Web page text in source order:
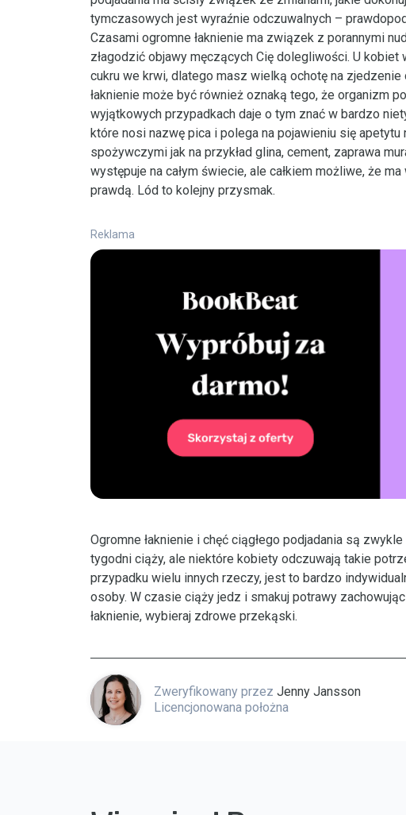
tymczasowych jest wyraźnie odczuwalnych –
Czasami ogromne łaknienie ma związek z porannymi
złagodzić objawy męczących Cię dolegliwości. U
cukru we krwi, dlatego masz wielką ochotę na
łaknienie może być również oznaką tego, że organizm
wyjątkowych przypadkach daje o tym znać w bardzo
które nosi nazwę pica i polega na pojawieniu się
spożywczymi jak na przykład glina, cement, zaprawa
występuje na całym świecie, ale całkiem możliwe, że
prawdą. Lód to kolejny przysmak.
Reklama
Ogromne łaknienie i chęć ciągłego podjadania są
tygodni ciąży, ale niektóre kobiety odczuwają takie
przypadku wielu innych rzeczy, jest to bardzo
osoby. W czasie ciąży jedz i smakuj potrawy
łaknienie, wybieraj zdrowe przekąski.
Zweryfikowany przez Jenny Jansson
Licencjonowana położna